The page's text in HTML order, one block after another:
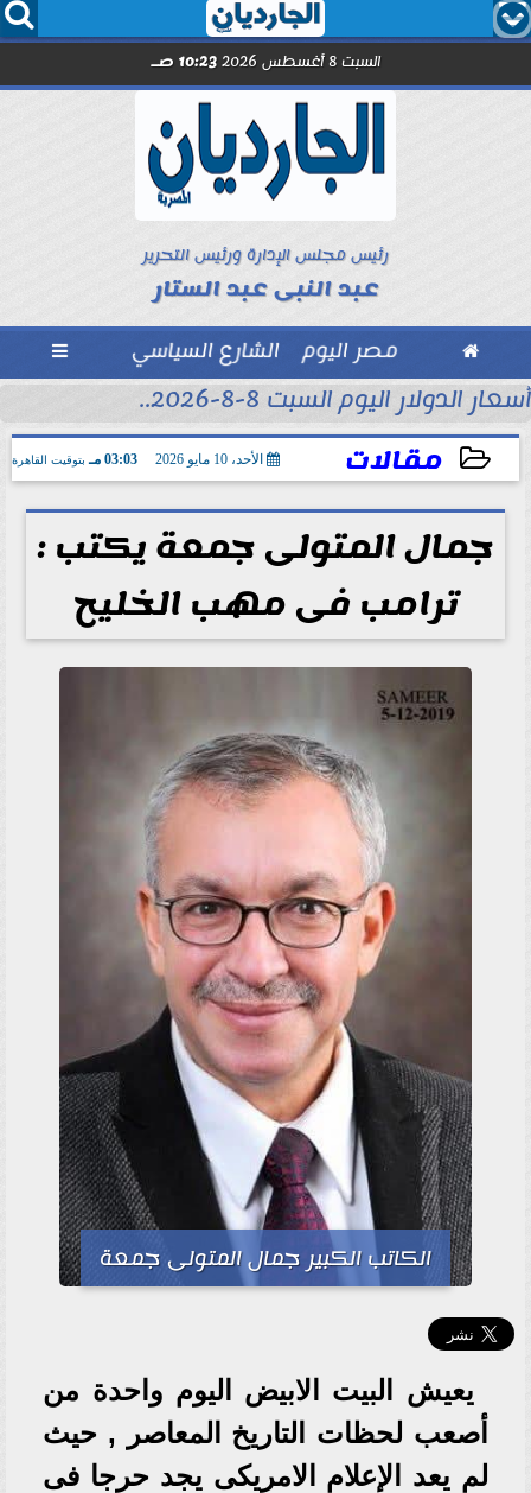
  
السبت 8 أغسطس 2026 10:23 صـ
رئيس مجلس الإدارة ورئيس التحرير
عبد النبى عبد الستار
 مصر اليوم الشارع السياسي 
أسعار الدولار اليوم السبت 8-8-2026..
مقالات الأحد، 10 مايو 2026 03:03 مـ بتوقيت القاهرة
2026-05-10 15:03:10
جمال المتولى جمعة يكتب :
ترامب فى مهب الخليح
الكاتب الكبير جمال المتولى جمعة
يعيش البيت الابيض اليوم واحدة من
أصعب لحظات التاريخ المعاصر , حيث
لم يعد الإعلام الامريكى يجد حرجا فى